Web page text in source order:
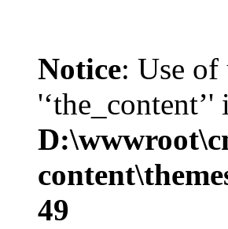
Notice: Use of
'‘the_content’'
49